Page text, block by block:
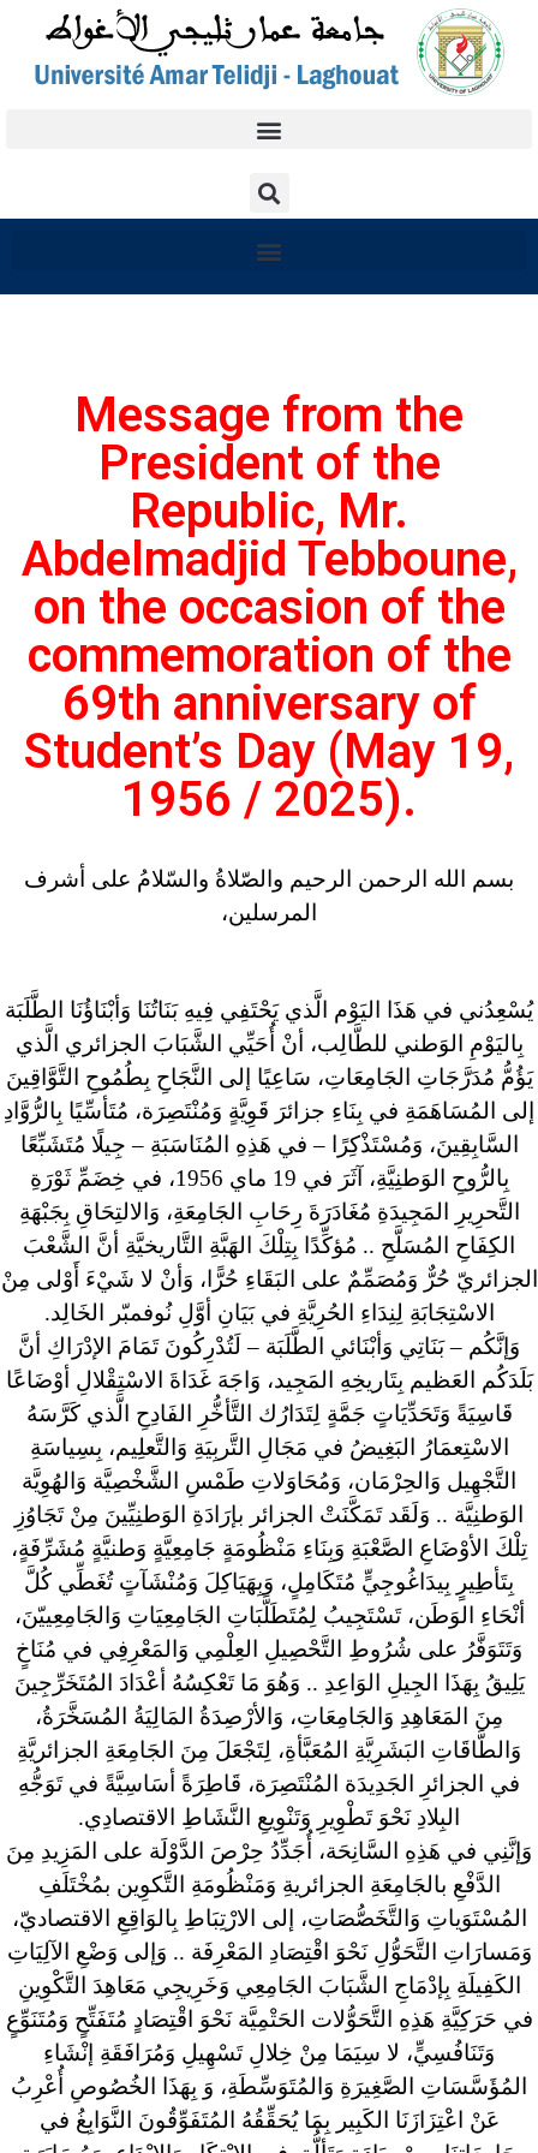
Message from the
President of the
Republic, Mr.
Abdelmadjid Tebboune,
on the occasion of the
commemoration of the
69th anniversary of
Student’s Day (May 19,
1956 / 2025).
بسم الله الرحمن الرحيم والصّلاةُ والسّلامُ على أشرف
المرسلين،
يُسْعِدُني في هَذَا اليَوْم الَّذي يَحْتَفِي فِيهِ بَنَاتُنَا وَأبْنَاؤُنَا الطَّلَبَة
بِاليَوْمِ الوَطني للطَّالِب، أنْ أُحَيِّي الشَّبَابَ الجزائري الَّذي
يَؤُمُّ مُدَرَّجَاتِ الجَامِعَاتِ، سَاعِيًا إلى النَّجَاحِ بِطُمُوحِ التَّوَّاقِينَ
إلى المُسَاهَمَةِ في بِنَاءِ جزائرَ قَوِيَّةٍ وَمُنْتَصِرَة، مُتَأسِّيًا بِالرُّوَّادِ
السَّابِقِينَ، وَمُسْتَذْكِرًا – في هَذِهِ المُنَاسَبَةِ – جِيلًا مُتَشَبِّعًا
بِالرُّوحِ الوَطنِيَّةِ، آثَرَ في 19 ماي 1956، في خِضَمِّ ثَوْرَةِ
التَّحرِيرِ المَجِيدَةِ مُغَادَرَةَ رِحَابِ الجَامِعَةِ، وَالالتِحَاقِ بِجَبْهَةِ
الكِفَاحِ المُسَلَّحِ .. مُؤكِّدًا بِتِلْكَ الهَبَّةِ التَّاريخيَّةِ أنَّ الشَّعْبَ
الجزائريّ حُرٌّ وَمُصَمِّمٌ على البَقَاءِ حُرًّا، وَأنْ لا شَيْءَ أَوْلى مِنْ
الاسْتِجَابَةِ لِنِدَاءِ الحُرِيَّةِ في بَيَانِ أوَّلِ نُوفمبّر الخَالِد.
وَإنَّكُم – بَنَاتِي وَأبْنَائي الطَّلَبَة – لَتُدْرِكُونَ تَمَامَ الإدْرَاكِ أنَّ
بَلَدَكُم العَظيم بِتَاريخِهِ المَجِيد، وَاجَهَ غَدَاةَ الاسْتِقْلالِ أوْضَاعًا
قَاسِيَةً وَتَحَدِّيَاتٍ جَمَّةٍ لِتَدَارُك التَّأخُّرِ الفَادِحِ الَّذي كَرَّسَهُ
الاسْتِعمَارُ البَغِيضُ في مَجَالِ التَّربِيَةِ وَالتَّعلِيم، بِسِياسَةِ
التَّجْهِيل وَالحِرْمَان، وَمُحَاوَلاتِ طَمْسِ الشَّخْصِيَّة وَالهُوِيَّة
الوَطنِيَّة .. وَلَقَد تَمَكَّنَتْ الجزائر بإرَادَةِ الوَطنِيِّينَ مِنْ تَجَاوُزِ
تِلْكَ الأوْضَاعِ الصَّعْبَةِ وَبِنَاءِ مَنْظُومَةٍ جَامِعِيَّةٍ وَطنيَّةٍ مُشَرِّفَةٍ،
بِتَأطِيرٍ بِيدَاغُوجِيٍّ مُتَكَامِلٍ، وَبِهَيَاكِلَ وَمُنْشَآتٍ تُغَطِّي كُلَّ
أنْحَاءِ الوَطَن، تَسْتَجِيبُ لِمُتَطَلَّبَاتِ الجَامِعِيَاتِ وَالجَامِعِييّنَ،
وَتَتَوَفَّرُ على شُرُوطِ التَّحْصِيلِ العِلْمِي وَالمَعْرِفِي في مُنَاخٍ
يَلِيقُ بِهَذَا الجِيلِ الوَاعِدِ .. وَهُوَ مَا تَعْكِسُهُ أعْدَادَ المُتَخَرِّجِينَ
مِنَ المَعَاهِدِ وَالجَامِعَاتِ، وَالأرْصِدَةُ المَالِيَةُ المُسَخَّرَةُ،
وَالطَّاقَاتِ البَشَرِيَّةِ المُعَبَّأةِ، لِتَجْعَلَ مِنَ الجَامِعَةِ الجزائريَّةِ
في الجزائرِ الجَدِيدَة المُنْتَصِرَة، قَاطِرَةً أسَاسِيَّةً في تَوَجُّهِ
البِلادِ نَحْوَ تَطْوِيرِ وَتَنْوِيعِ النَّشَاطِ الاقتصادِي.
وَإنَّنِي في هَذِهِ السَّانِحَة، أُجَدِّدُ حِرْصَ الدَّوْلَة على المَزِيدِ مِنَ
الدَّفْعِ بالجَامِعَةِ الجزائريةِ وَمَنْظُومَةِ التَّكوِين بمُخْتَلَفِ
المُسْتَوَياتِ وَالتَّخَصُّصَاتِ، إلى الارْتِبَاطِ بِالوَاقِعِ الاقتصاديّ،
وَمَسارَاتِ التَّحَوُّلِ نَحْوَ اقْتِصَادِ المَعْرِفَة .. وَإلى وَضْعِ الآلِيَاتِ
الكَفِيلَةِ بِإدْمَاجِ الشَّبَابَ الجَامِعِي وَخَرِيجِي مَعَاهِدَ التَّكْوِينِ
في حَرَكِيَّةِ هَذِهِ التَّحَوُّلات الحَتْمِيَّة نَحْوَ اقْتِصَادٍ مُتَفَتِّحٍ وَمُتَنَوِّعٍ
وَتَنَافُسِيٍّ، لا سِيَمَا مِنْ خِلالِ تَسْهِيلِ وَمُرَافَقَةِ إنْشَاءِ
المُؤَسَّسَاتِ الصَّغِيرَةِ وَالمُتَوَسِّطَةِ، وَ بِهَذَا الخُصُوصِ أُعْرِبُ
عَنْ اعْتِزَازَنَا الكَبِير بِمَا يُحَقِّقُهُ المُتَفَوِّقُونَ النَّوَابِغُ في